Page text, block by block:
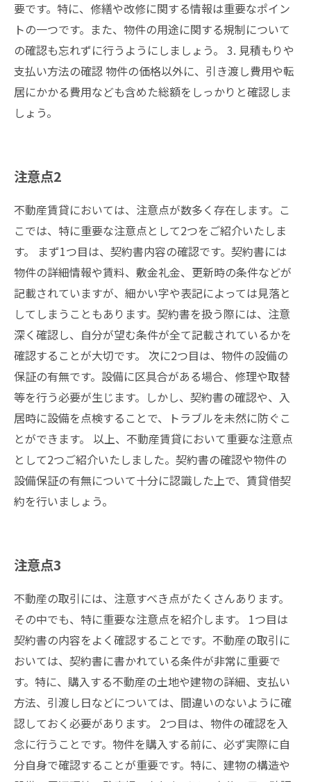
要です。特に、修繕や改修に関する情報は重要なポイン
トの一つです。また、物件の用途に関する規制について
の確認も忘れずに行うようにしましょう。 3. 見積もりや
支払い方法の確認 物件の価格以外に、引き渡し費用や転
居にかかる費用なども含めた総額をしっかりと確認しま
しょう。
注意点2
不動産賃貸においては、注意点が数多く存在します。こ
こでは、特に重要な注意点として2つをご紹介いたしま
す。 まず1つ目は、契約書内容の確認です。契約書には
物件の詳細情報や賃料、敷金礼金、更新時の条件などが
記載されていますが、細かい字や表記によっては見落と
してしまうこともあります。契約書を扱う際には、注意
深く確認し、自分が望む条件が全て記載されているかを
確認することが大切です。 次に2つ目は、物件の設備の
保証の有無です。設備に区具合がある場合、修理や取替
等を行う必要が生じます。しかし、契約書の確認や、入
居時に設備を点検することで、トラブルを未然に防ぐこ
とができます。 以上、不動産賃貸において重要な注意点
として2つご紹介いたしました。契約書の確認や物件の
設備保証の有無について十分に認識した上で、賃貸借契
約を行いましょう。
注意点3
不動産の取引には、注意すべき点がたくさんあります。
その中でも、特に重要な注意点を紹介します。 1つ目は
契約書の内容をよく確認することです。不動産の取引に
おいては、契約書に書かれている条件が非常に重要で
す。特に、購入する不動産の土地や建物の詳細、支払い
方法、引渡し日などについては、間違いのないように確
認しておく必要があります。 2つ目は、物件の確認を入
念に行うことです。物件を購入する前に、必ず実際に自
分自身で確認することが重要です。特に、建物の構造や